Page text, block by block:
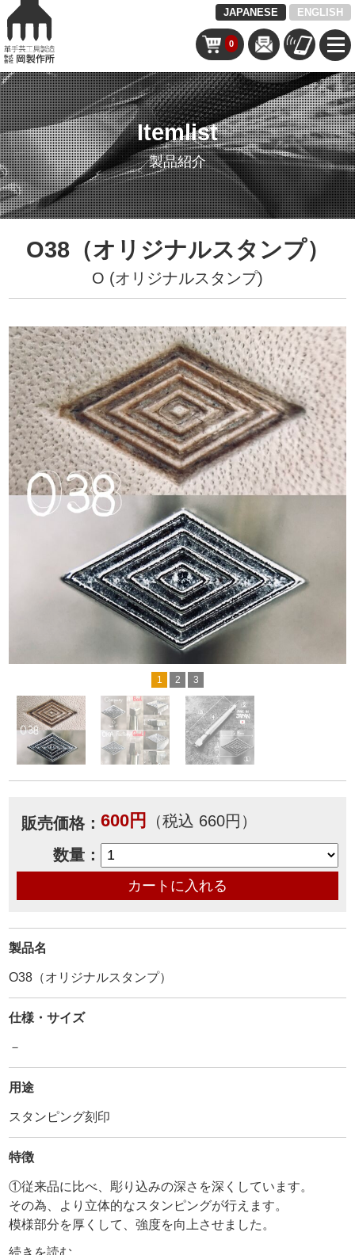
JAPANESE ENGLISH
0
Itemlist
製品紹介
O38（オリジナルスタンプ）
O (オリジナルスタンプ)
1 2 3
販売価格： 600円
（税込 660円）
数量：
製品名
O38（オリジナルスタンプ）
仕様・サイズ
－
用途
スタンピング刻印
特徴
①従来品に比べ、彫り込みの深さを深くしています。
その為、より立体的なスタンピングが行えます。
模様部分を厚くして、強度を向上させました。
模様は左右対象なので、組み合わせて使用出来ます。
続きを読む...